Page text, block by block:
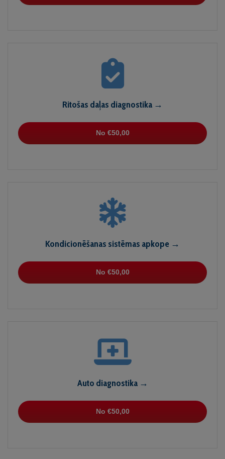
Ritošas daļas diagnostika →
No €50,00
Kondicionēšanas sistēmas apkope →
No €50,00
Auto diagnostika →
No €50,00